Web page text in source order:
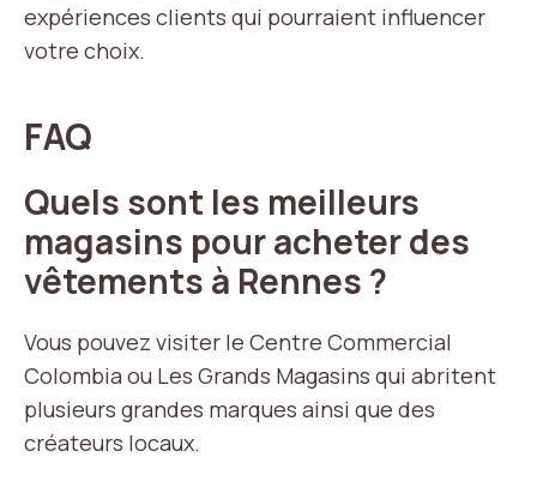
expériences clients qui pourraient influencer
votre choix.
FAQ
Quels sont les meilleurs
magasins pour acheter des
vêtements à Rennes ?
Vous pouvez visiter le Centre Commercial
Colombia ou Les Grands Magasins qui abritent
plusieurs grandes marques ainsi que des
créateurs locaux.